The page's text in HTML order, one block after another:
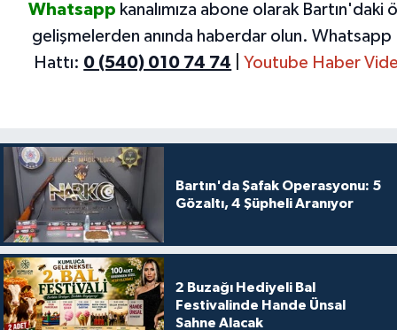
Whatsapp kanalımıza abone olarak Bartın'daki
gelişmelerden anında haberdar olun. Whatsapp
Hattı: 0 (540) 010 74 74 Youtube Haber
Bartın'da Şafak Operasyonu: 5
Gözaltı, 4 Şüpheli Aranıyor
2 Buzağı Hediyeli Bal
Festivalinde Hande Ünsal
Sahne Alacak